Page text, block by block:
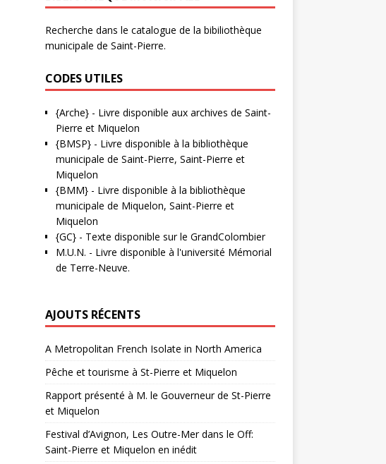
Recherche dans le catalogue de la bibiliothèque
municipale de Saint-Pierre.
CODES UTILES
{Arche}- Livre disponible aux archives de Saint-
Pierre et Miquelon
{BMSP}- Livre disponible à la bibliothèque
municipale de Saint-Pierre, Saint-Pierre et
Miquelon
{BMM}- Livre disponible à la bibliothèque
municipale de Miquelon, Saint-Pierre et
Miquelon
{GC}- Texte disponible sur le GrandColombier
M.U.N. - Livre disponible à l'université Mémorial
de Terre-Neuve.
AJOUTS RÉCENTS
A Metropolitan French Isolate in North America
Pêche et tourisme à St-Pierre et Miquelon
Rapport présenté à M. le Gouverneur de St-Pierre
et Miquelon
Festival d’Avignon, Les Outre-Mer dans le Off:
Saint-Pierre et Miquelon en inédit